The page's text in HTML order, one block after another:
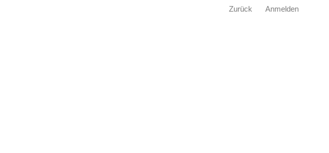
Zurück Anmelden